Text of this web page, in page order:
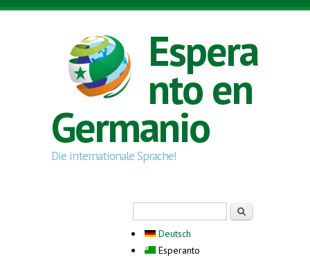
Skip to main content
Espera
nto en
Germanio
Die internationale Sprache!
Deutsch
Esperanto